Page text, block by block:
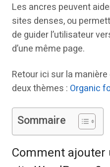
Les ancres peuvent
sites denses, ou
de guider l’utilisateur
d’une même page.
Retour ici sur la
deux thèmes : Organic
Sommaire
Comment ajouter